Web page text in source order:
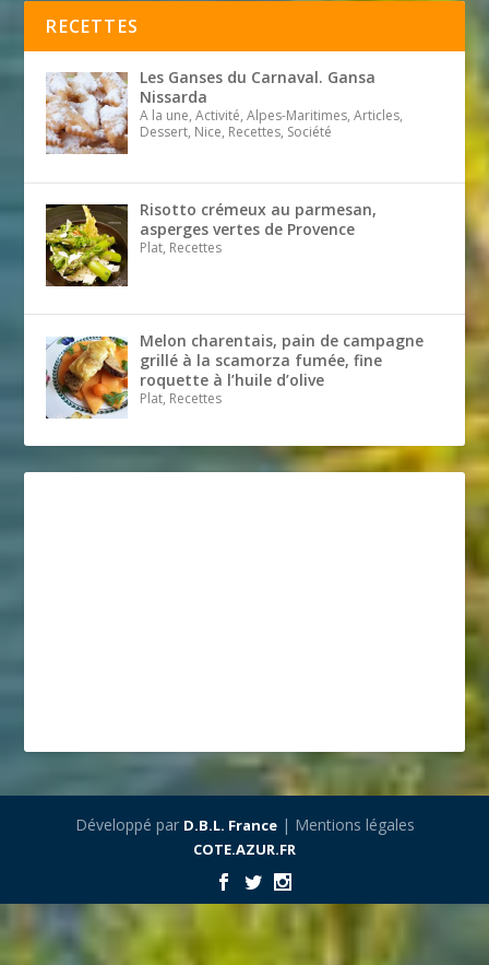
RECETTES
Les Ganses du Carnaval. Gansa
Nissarda
A la une, Activité, Alpes-Maritimes, Articles,
Dessert, Nice, Recettes, Société
Risotto crémeux au parmesan,
asperges vertes de Provence
Plat, Recettes
Melon charentais, pain de campagne
grillé à la scamorza fumée, fine
roquette à l’huile d’olive
Plat, Recettes
Développé par D.B.L. France| Mentions légales
COTE.AZUR.FR